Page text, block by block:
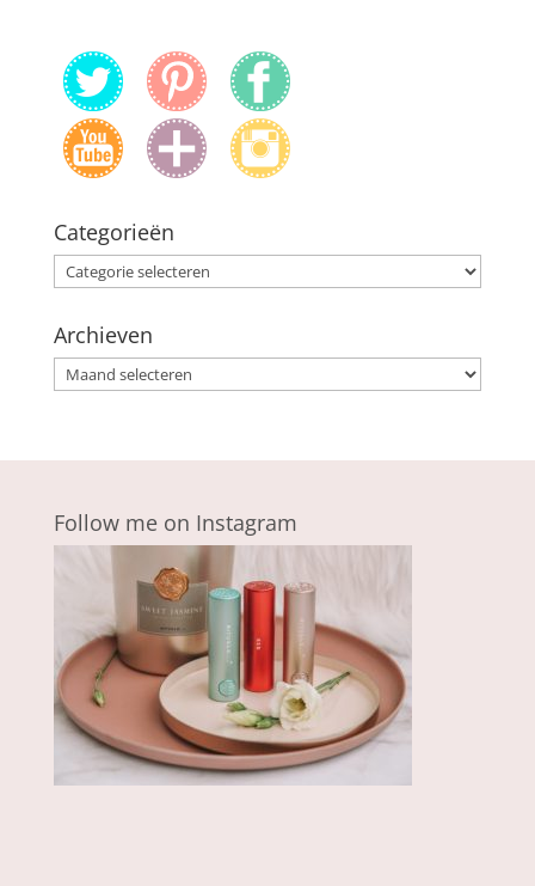
Categorieën
Categorieën
Archieven
Archieven
Follow me on Instagram